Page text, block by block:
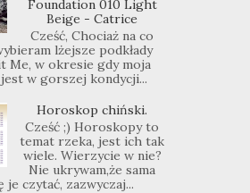
Foundation 010 Light
Beige - Catrice
Cześć, Chociaż na co
lżejsze podkłady
Me, w okresie gdy moja
w gorszej kondycji...
Horoskop chiński.
Cześć ;) Horoskopy to
temat rzeka, jest ich tak
wiele. Wierzycie w nie?
Nie ukrywam,że sama
je czytać, zazwyczaj...